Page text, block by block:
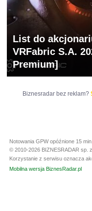
List do
VRFabric S.A.
Premium]
Biznesradar bez reklam?
Notowania GPW opóźnione 15 min.
© 2010-2026 BIZNESRADAR sp.
Korzystanie z serwisu oznacza
Mobilna wersja BiznesRadar.pl